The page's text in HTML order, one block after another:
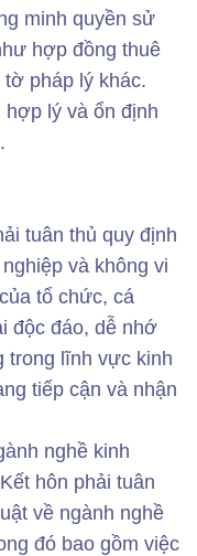
minh quyền sử
hợp đồng thuê
pháp lý khác.
lý và ổn định
tuân thủ quy định
và không vi
tổ chức, cá
độc đáo, dễ nhớ
trong lĩnh vực kinh
tiếp cận và nhận
nghề kinh
hôn phải tuân
về ngành nghề
đó bao gồm việc